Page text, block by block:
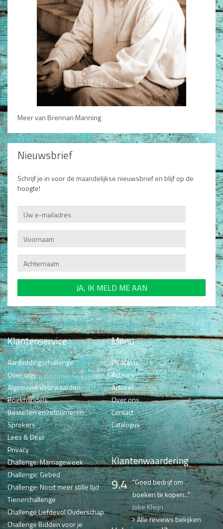
Meer van Brennan Manning
Nieuwsbrief
Schrijf je in voor de maandelijkse nieuwsbrief en blijf op de
hoogte!
Klantenservice
Aanbiddingschallenge
Over ons
Algemene Voorwaarden
Boekhandels
Bestellen en retourneren
Sprekers
Lees & Deel
Privacy
Challenge: Marriageweek
Challenge: Gebed
Challenge: Nooit meer stille tijd
Tienerchallenge
Challenge Liefdevol Ouderschap
Challenge Bidden voor je
Menu
Podcasts
Auteurs
Actueel
Over ons
Contact
Catalogus
Klantenwaardering
9.4 "Goed bedrijf om
boeken te kopen..."
joke Kleijn
Alle reviews bekijken